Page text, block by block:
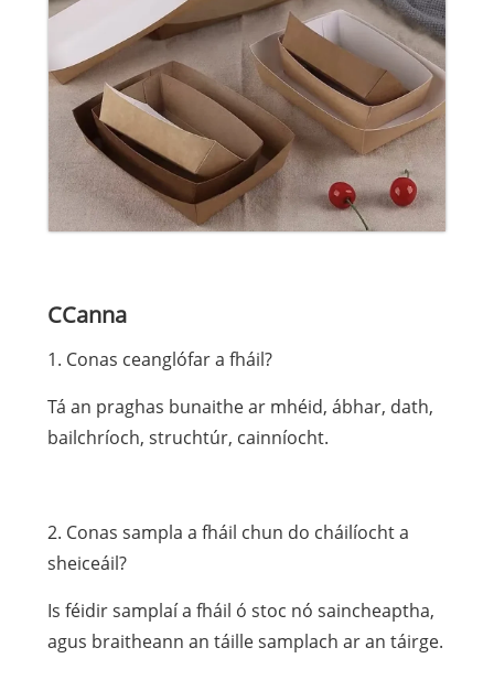
CCanna
1. Conas ceanglófar a fháil?
Tá an praghas bunaithe ar mhéid, ábhar, dath,
bailchríoch, struchtúr, cainníocht.
2. Conas sampla a fháil chun do cháilíocht a
sheiceáil?
Is féidir samplaí a fháil ó stoc nó saincheaptha,
agus braitheann an táille samplach ar an táirge.